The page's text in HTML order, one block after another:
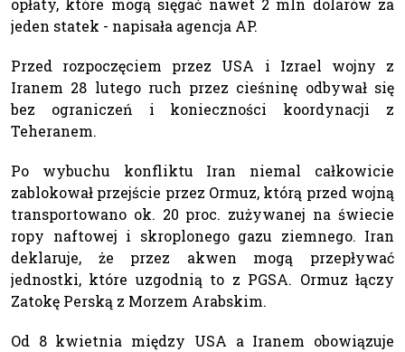
opłaty, które mogą sięgać nawet 2 mln dolarów za
jeden statek - napisała agencja AP.
Przed rozpoczęciem przez USA i Izrael wojny z
Iranem 28 lutego ruch przez cieśninę odbywał się
bez ograniczeń i konieczności koordynacji z
Teheranem.
Po wybuchu konfliktu Iran niemal całkowicie
zablokował przejście przez Ormuz, którą przed wojną
transportowano ok. 20 proc. zużywanej na świecie
ropy naftowej i skroplonego gazu ziemnego. Iran
deklaruje, że przez akwen mogą przepływać
jednostki, które uzgodnią to z PGSA. Ormuz łączy
Zatokę Perską z Morzem Arabskim.
Od 8 kwietnia między USA a Iranem obowiązuje